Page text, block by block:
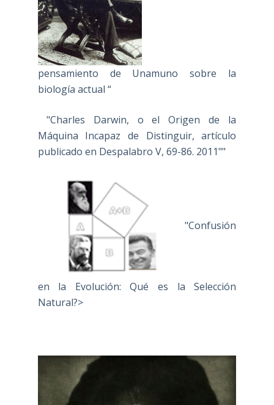
pensamiento de Unamuno sobre la
biología actual “
"Charles Darwin, o el Origen de la
Máquina Incapaz de Distinguir, artículo
publicado en Despalabro V, 69-86. 2011""
"Confusión
en la Evolución: Qué es la Selección
Natural?>